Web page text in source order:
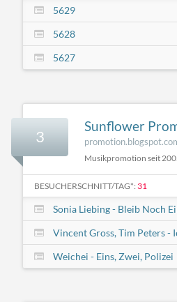
5629
5628
5627
3
Sunflower
Musikpromotion seit
BESUCHERSCHNITT/TAG*: 31
Sonia Liebing - Bleib Noch
Vincent Gross, Tim Peters -
Weichei - Eins, Zwei, Polizei